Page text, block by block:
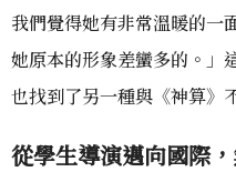
我們覺得她有非常溫暖的一
她原本的形象差蠻多的。」
也找到了另一種與《神算》
從學生導演邁向國際